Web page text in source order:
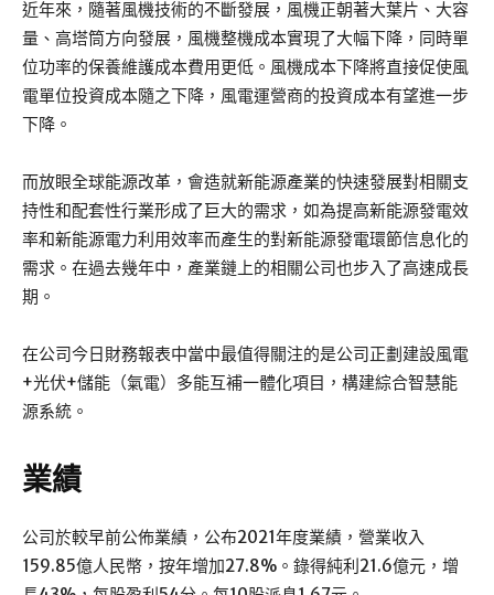
近年來，隨著風機技術的不斷發展，風機正朝著大葉片、大容
量、高塔筒方向發展，風機整機成本實現了大幅下降，同時單
位功率的保養維護成本費用更低。風機成本下降將直接促使風
電單位投資成本隨之下降，風電運營商的投資成本有望進一步
下降。
而放眼全球能源改革，會造就新能源產業的快速發展對相關支
持性和配套性行業形成了巨大的需求，如為提高新能源發電效
率和新能源電力利用效率而產生的對新能源發電環節信息化的
需求。在過去幾年中，產業鏈上的相關公司也步入了高速成長
期。
在公司今日財務報表中當中最值得關注的是公司正劃建設風電
+光伏+儲能（氣電）多能互補一體化項目，構建綜合智慧能
源系統。
業績
公司於較早前公佈業績，公布2021年度業績，營業收入
159.85億人民幣，按年增加27.8%。錄得純利21.6億元，增